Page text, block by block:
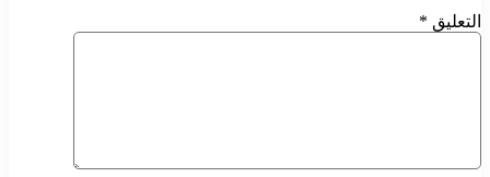
التعليق *